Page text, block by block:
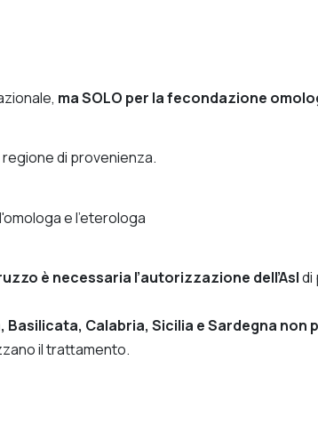
ma SOLO per la fecondazione
di provenienza.
è necessaria l’autorizzazione dell’Asldi
Basilicata, Calabria, Sicilia e Sardegna
il trattamento.